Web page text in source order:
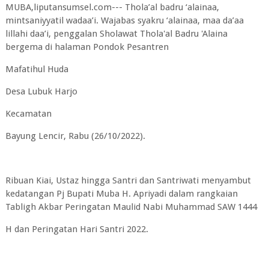
MUBA,liputansumsel.com--- Thola’al badru ‘alainaa,
mintsaniyyatil wadaa’i. Wajabas syakru ‘alainaa, maa da’aa
lillahi daa’i, penggalan Sholawat Thola'al Badru 'Alaina
bergema di halaman Pondok Pesantren
Mafatihul Huda
Desa Lubuk Harjo
Kecamatan
Bayung Lencir, Rabu (26/10/2022).
Ribuan Kiai, Ustaz hingga Santri dan Santriwati menyambut
kedatangan Pj Bupati Muba H. Apriyadi dalam rangkaian
Tabligh Akbar Peringatan Maulid Nabi Muhammad SAW 1444
H dan Peringatan Hari Santri 2022.